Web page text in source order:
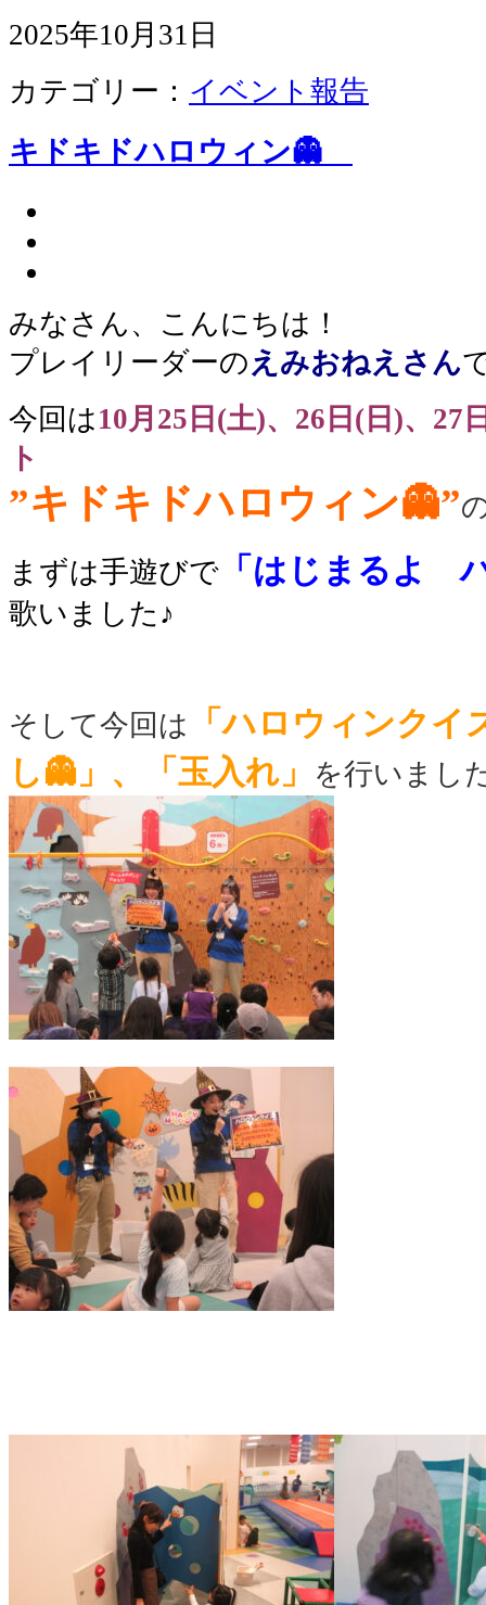
2025年10月31日
カテゴリー： イベント報告
キドキドハロウィン👻
みなさん、こんにちは！
プレイリーダーの えみおねえさん
今回は10月25日(土)、26日(日)、27
ト
”キドキドハロウィン👻”
まずは手遊びで 「はじまるよ
歌いました♪
そして今回は
「ハロウィンクイ
し👻」、「玉入れ」
を行いまし